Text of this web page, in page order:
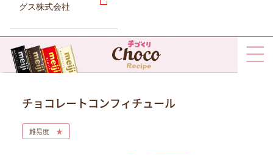
グス株式会社
チョコレートコンフィチュール
難易度 ★